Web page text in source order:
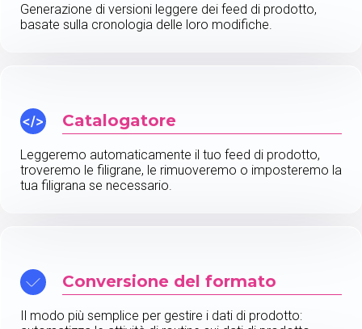
Generazione di versioni leggere dei feed di prodotto,
basate sulla cronologia delle loro modifiche.
Catalogatore
Leggeremo automaticamente il tuo feed di prodotto,
troveremo le filigrane, le rimuoveremo o imposteremo la
tua filigrana se necessario.
Conversione del formato
Il modo più semplice per gestire i dati di prodotto: